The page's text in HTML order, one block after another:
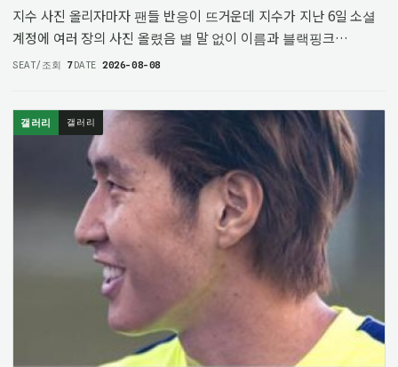
지수 사진 올리자마자 팬들 반응이 뜨거운데 지수가 지난 6일 소셜
계정에 여러 장의 사진 올렸음 별 말 없이 이름과 블랙핑크
이름만 해시태그 달았는데도 사진 자체가 너무 화려해서 눈길
SEAT/조회7 DATE2026-08-08
갤러리 갤러리